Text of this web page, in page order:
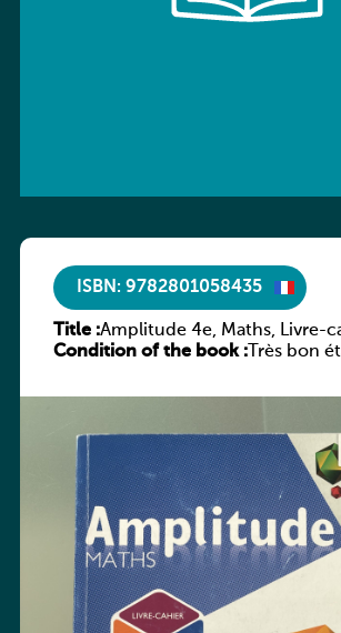
ISBN: 9782801058435
Title :Amplitude 4e, Maths, Livre-
luxembourgeoise
Condition of the book :Très bon